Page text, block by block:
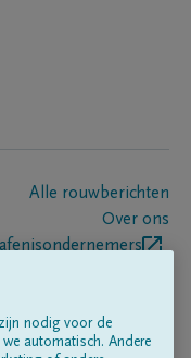
Alle rouwberichten
Over ons
nodig voor de
automatisch. Andere